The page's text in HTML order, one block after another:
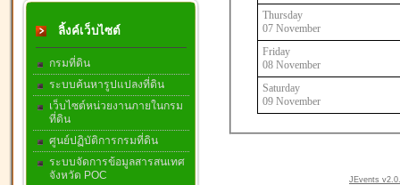
ลิ้งค์เว็บไซต์
กรมที่ดิน
ระบบค้นหารูปแปลงที่ดิน
เว็บไซต์หน่วยงานภายในกรม
ที่ดิน
ศูนย์ปฏิบัติการกรมที่ดิน
ระบบจัดการข้อมูลสารสนเทศ
จังหวัด POC
Thursday
07 November
Friday
08 November
Saturday
09 November
JEvents